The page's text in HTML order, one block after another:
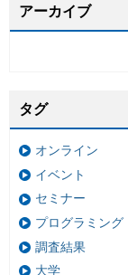
アーカイブ
タグ
オンライン
イベント
セミナー
プログラミング
調査結果
大学